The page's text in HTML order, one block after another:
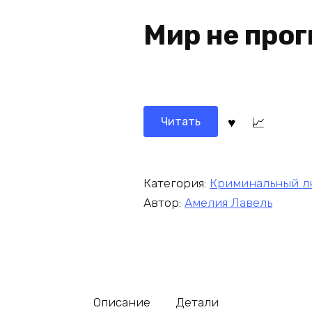
Мир не
Читать
Категория: Криминальный
Автор: Амелия Лавель
Описание Детали